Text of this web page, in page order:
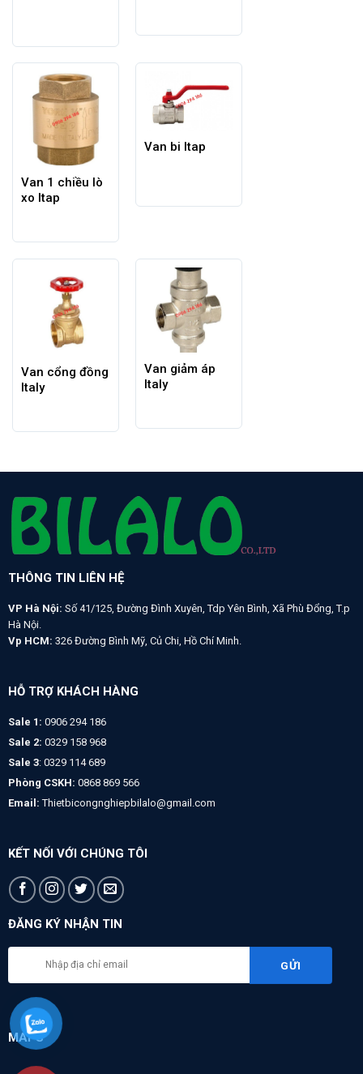
Van 1 chiều lò
xo Itap
Van bi Itap
Van cổng đồng
Italy
Van giảm áp
Italy
THÔNG TIN LIÊN HỆ
VP Hà Nội: Số 41/125, Đường Đình Xuyên, Tdp Yên Bình, Xã Phù Đổng, T.p
Hà Nội.
Vp HCM: 326 Đường Bình Mỹ, Củ Chi, Hồ Chí Minh.
HỖ TRỢ KHÁCH HÀNG
Sale 1: 0906 294 186
Sale 2: 0329 158 968
Sale 3: 0329 114 689
Phòng CSKH: 0868 869 566
Email: Thietbicongnghiepbilalo@gmail.com
KẾT NỐI VỚI CHÚNG TÔI
ĐĂNG KÝ NHẬN TIN
MAPS